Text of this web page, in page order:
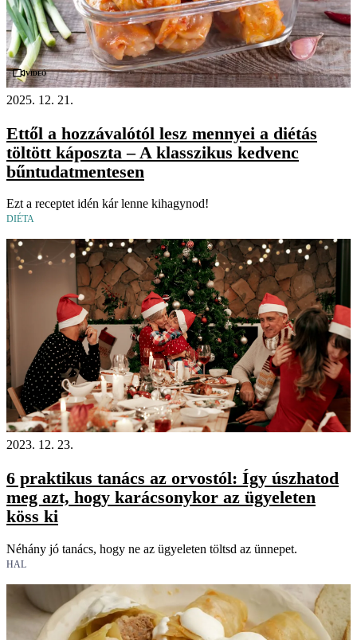
Videó
2025. 12. 21.
Ettől a hozzávalótól lesz mennyei a diétás
töltött káposzta – A klasszikus kedvenc
bűntudatmentesen
Ezt a receptet idén kár lenne kihagynod!
DIÉTA
2023. 12. 23.
6 praktikus tanács az orvostól: Így úszhatod
meg azt, hogy karácsonykor az ügyeleten
köss ki
Néhány jó tanács, hogy ne az ügyeleten töltsd az ünnepet.
HAL